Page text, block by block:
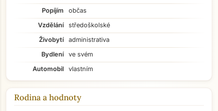
Popíjím
občas
Vzdělání
středoškolské
Živobytí
administrativa
Bydlení
ve svém
Automobil
vlastním
Rodina a hodnoty